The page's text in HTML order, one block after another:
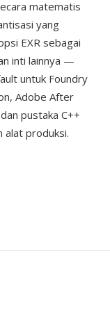
matematis
yang
EXR sebagai
inti lainnya —
untuk Foundry
Adobe After
pustaka C++
alat produksi.